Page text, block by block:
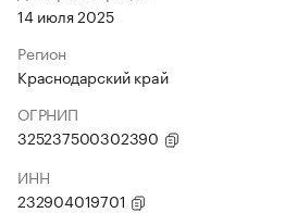
14 июля 2025
Регион
Краснодарский край
ОГРНИП
325237500302390
ИНН
232904019701